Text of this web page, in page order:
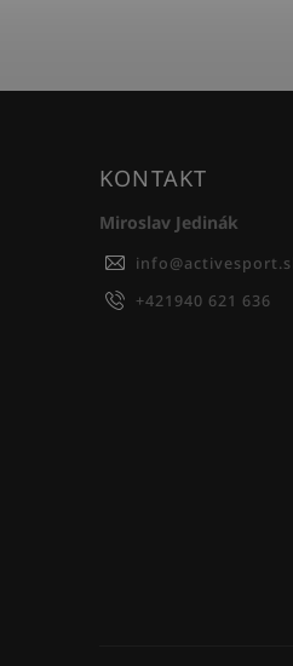
KONTAKT
Miroslav Jedinák
info@
+421940 621 636